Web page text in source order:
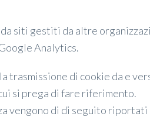
siti gestiti da altre
Analytics.
trasmissione di cookie da e
si prega di fare riferimento.
vengono di di seguito